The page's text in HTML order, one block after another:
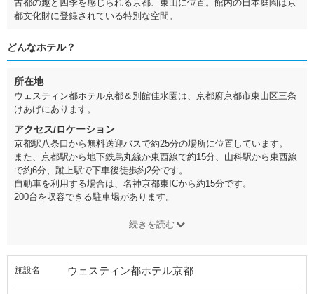
古都の趣と四季を感じられる京都、東山に位置。館内の日本庭園は京
都文化財に登録されている特別な空間。
どんなホテル？
所在地
ウェスティン都ホテル京都＆別館佳水園は、京都府京都市東山区三条
けあげにあります。
アクセス/ロケーション
京都駅八条口から無料送迎バスで約25分の場所に位置しています。
また、京都駅から地下鉄烏丸線か東西線で約15分、山科駅から東西線
で約6分、蹴上駅で下車後徒歩約2分です。
自動車を利用する場合は、名神京都東ICから約15分です。
200台を収容できる駐車場があります。
続きを読む
施設名 ウェスティン都ホテル京都